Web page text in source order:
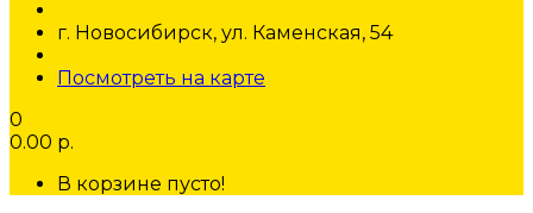
г. Новосибирск, ул. Каменская, 54
Посмотреть на карте
0
0.00 р.
В корзине пусто!